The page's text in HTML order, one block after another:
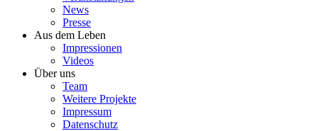
News
Presse
Aus dem Leben
Impressionen
Videos
Über uns
Team
Weitere Projekte
Impressum
Datenschutz